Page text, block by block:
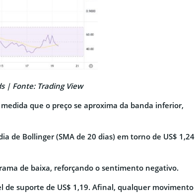
| Fonte: Trading View
que o preço se aproxima da banda inferior,
de Bollinger (SMA de 20 dias) em torno de US$ 1,24
de baixa, reforçando o sentimento negativo.
suporte de US$ 1,19. Afinal, qualquer movimento